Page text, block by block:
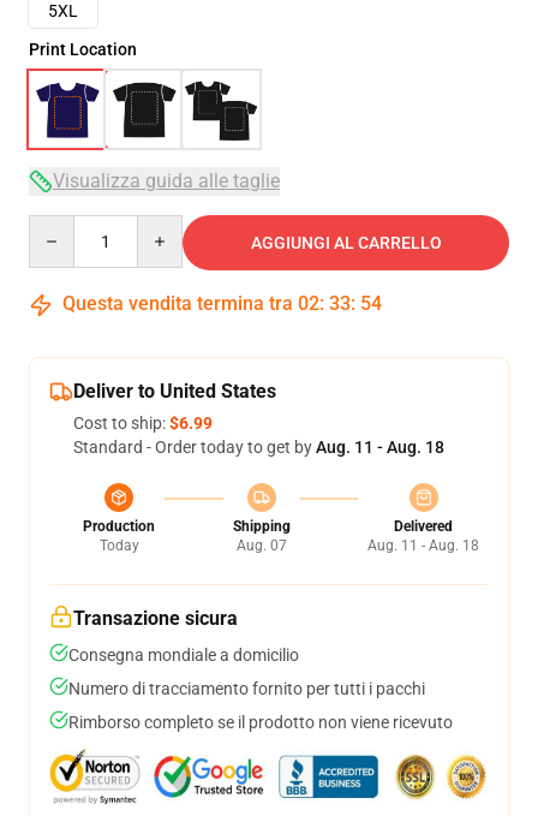
5XL
Print Location
Visualizza guida alle taglie
AGGIUNGI AL CARRELLO
Questa vendita termina tra 02: 33: 54
Deliver to United States
Cost to ship:$6.99
Standard - Order today to get byAug. 11 - Aug. 18
Production
Today
Shipping
Aug. 07
Delivered
Aug. 11 - Aug. 18
Transazione sicura
Consegna mondiale a domicilio
Numero di tracciamento fornito per tutti i pacchi
Rimborso completo se il prodotto non viene ricevuto